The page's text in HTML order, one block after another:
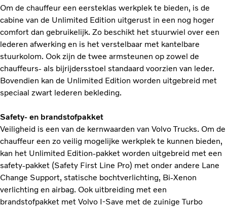
Om de chauffeur een eersteklas werkplek te bieden, is de
cabine van de Unlimited Edition uitgerust in een nog hoger
comfort dan gebruikelijk. Zo beschikt het stuurwiel over een
lederen afwerking en is het verstelbaar met kantelbare
stuurkolom. Ook zijn de twee armsteunen op zowel de
chauffeurs- als bijrijdersstoel standaard voorzien van leder.
Bovendien kan de Unlimited Edition worden uitgebreid met
speciaal zwart lederen bekleding.
Safety- en brandstofpakket
Veiligheid is een van de kernwaarden van Volvo Trucks. Om de
chauffeur een zo veilig mogelijke werkplek te kunnen bieden,
kan het Unlimited Edition-pakket worden uitgebreid met een
safety-pakket (Safety First Line Pro) met onder andere Lane
Change Support, statische bochtverlichting, Bi-Xenon
verlichting en airbag. Ook uitbreiding met een
brandstofpakket met Volvo I-Save met de zuinige Turbo